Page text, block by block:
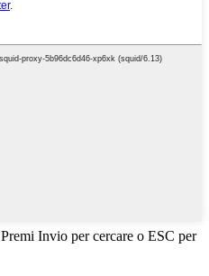
Premi Invio per cercare o ESC per